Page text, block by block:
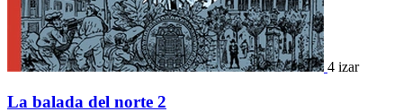
4 izar
La balada del norte 2